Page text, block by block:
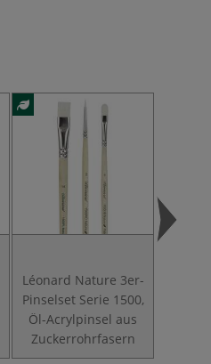
Léonard Nature 3er-
Pinselset Serie 1500,
Öl-Acrylpinsel aus
Zuckerrohrfasern